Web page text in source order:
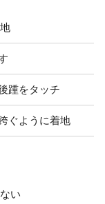
踵をタッチ
ぐように着地
い